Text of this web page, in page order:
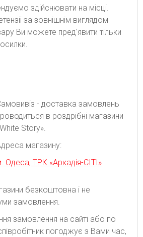
здійснювати на місці.
за зовнішнім виглядом
Ви можете пред'явити тільки
- доставка замовлень
в роздрібні магазини
Story».
магазину:
Одеса, ТРК «Аркадія-СІТІ»
безкоштовна і не
замовлення.
замовлення на сайті або по
погоджує з Вами час,